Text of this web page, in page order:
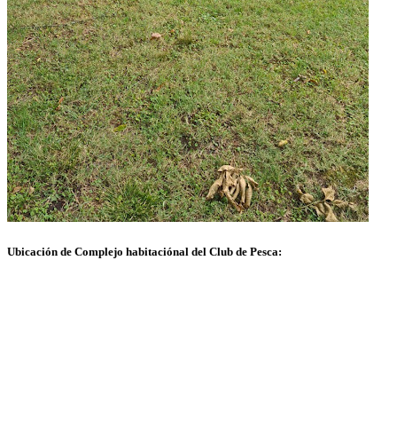
Ubicación de Complejo habitaciónal del Club de Pesca: